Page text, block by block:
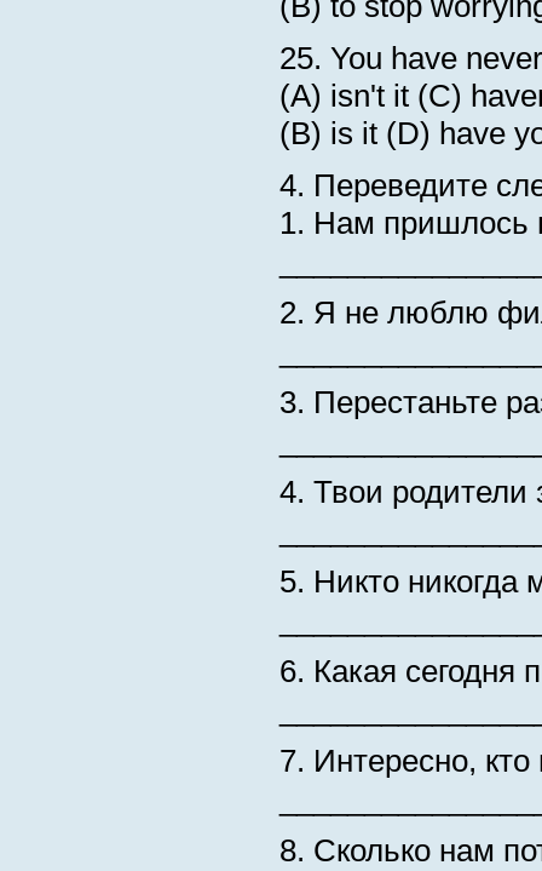
25. You have
(A) isn't it (C)
(B) is it (D) have
4. Переведите
1. Нам пришлось
2. Я не люблю
3. Перестаньте
4. Твои родители
5. Никто никогда
6. Какая сегодня
7. Интересно, кто
8. Сколько нам